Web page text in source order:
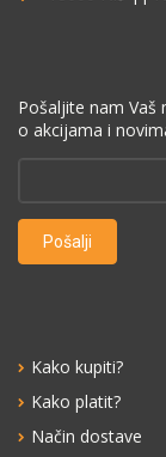
Pošaljite nam Vaš
o akcijama i
Kako kupiti?
Kako platit?
Način dostave